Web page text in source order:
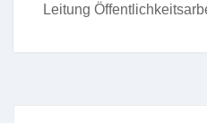
Leitung